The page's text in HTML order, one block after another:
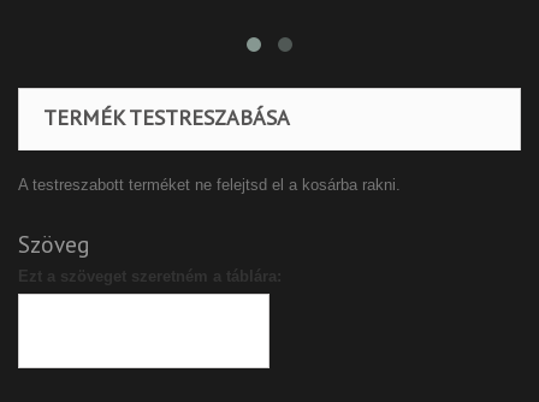
TERMÉK TESTRESZABÁSA
A testreszabott terméket ne felejtsd el a kosárba rakni.
Szöveg
Ezt a szöveget szeretném a táblára: